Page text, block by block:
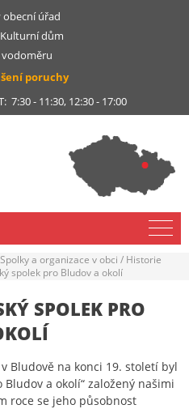
úřad
dům
poruchy
7:30 - 11:30, 12:30 - 17:00
Spolky a organizace v obci / Historie
spolek pro Bludov a okolí
SPOLEK PRO
Bludově na konci 19. století byl
a okolí“ založený našimi
roce se jeho působnost